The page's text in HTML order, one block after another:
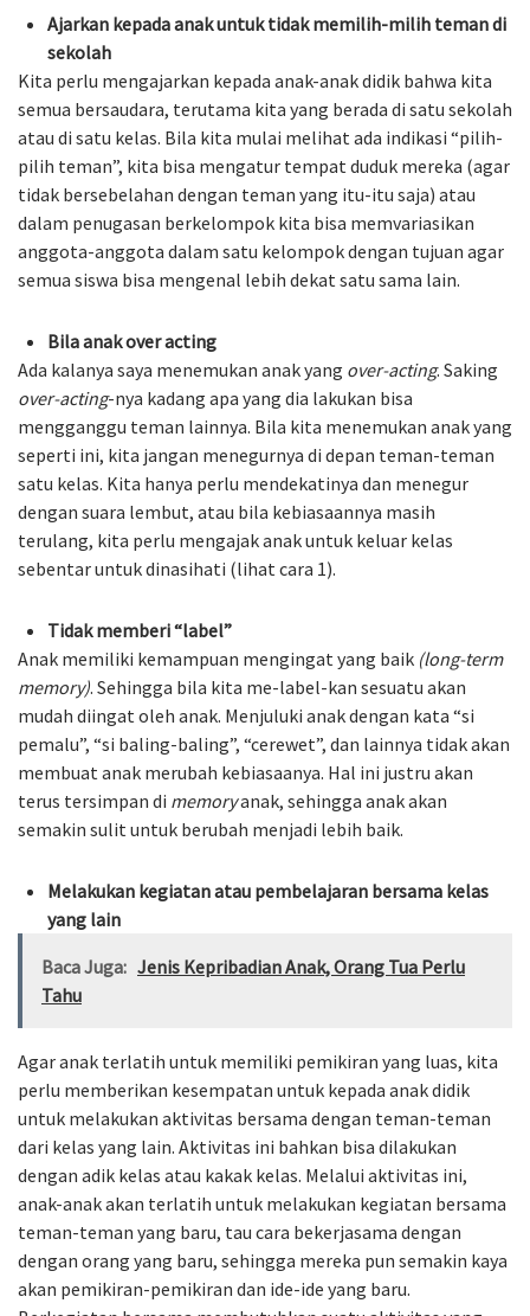
Ajarkan kepada anak untuk tidak memilih-milih teman di
sekolah
Kita perlu mengajarkan kepada anak-anak didik bahwa kita
semua bersaudara, terutama kita yang berada di satu sekolah
atau di satu kelas. Bila kita mulai melihat ada indikasi “pilih-
pilih teman”, kita bisa mengatur tempat duduk mereka (agar
tidak bersebelahan dengan teman yang itu-itu saja) atau
dalam penugasan berkelompok kita bisa memvariasikan
anggota-anggota dalam satu kelompok dengan tujuan agar
semua siswa bisa mengenal lebih dekat satu sama lain.
Bila anak over acting
Ada kalanya saya menemukan anak yang over-acting. Saking
over-acting-nya kadang apa yang dia lakukan bisa
mengganggu teman lainnya. Bila kita menemukan anak yang
seperti ini, kita jangan menegurnya di depan teman-teman
satu kelas. Kita hanya perlu mendekatinya dan menegur
dengan suara lembut, atau bila kebiasaannya masih
terulang, kita perlu mengajak anak untuk keluar kelas
sebentar untuk dinasihati (lihat cara 1).
Tidak memberi “label”
Anak memiliki kemampuan mengingat yang baik (long-term
memory). Sehingga bila kita me-label-kan sesuatu akan
mudah diingat oleh anak. Menjuluki anak dengan kata “si
pemalu”, “si baling-baling”, “cerewet”, dan lainnya tidak akan
membuat anak merubah kebiasaanya. Hal ini justru akan
terus tersimpan di memoryanak, sehingga anak akan
semakin sulit untuk berubah menjadi lebih baik.
Melakukan kegiatan atau pembelajaran bersama kelas
yang lain
Baca Juga: Jenis Kepribadian Anak, Orang Tua Perlu
Tahu
Agar anak terlatih untuk memiliki pemikiran yang luas, kita
perlu memberikan kesempatan untuk kepada anak didik
untuk melakukan aktivitas bersama dengan teman-teman
dari kelas yang lain. Aktivitas ini bahkan bisa dilakukan
dengan adik kelas atau kakak kelas. Melalui aktivitas ini,
anak-anak akan terlatih untuk melakukan kegiatan bersama
teman-teman yang baru, tau cara bekerjasama dengan
dengan orang yang baru, sehingga mereka pun semakin kaya
akan pemikiran-pemikiran dan ide-ide yang baru.